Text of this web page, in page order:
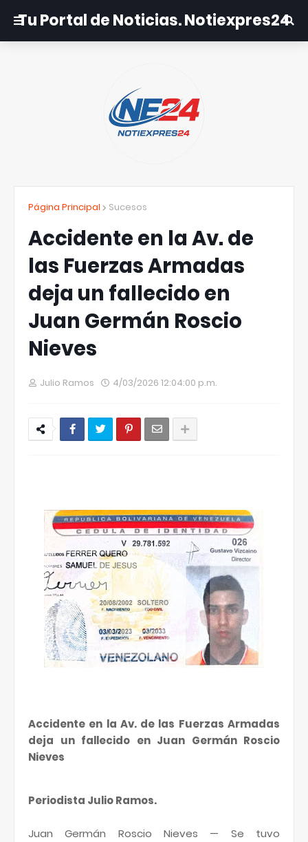
Tu Portal de Noticias. Notiexpres24
Página Principal Sucesos
Accidente en la Av. de
las Fuerzas Armadas
deja un fallecido en
Juan Germán Roscio
Nieves
Julio Ramos 4/03/2026 12:04:00 p.m.
Accidente en la Av. de las Fuerzas Armadas
deja un fallecido en Juan Germán Roscio
Nieves
Periodista Julio Ramos.
Juan Germán Roscio Nieves — Se tuvo